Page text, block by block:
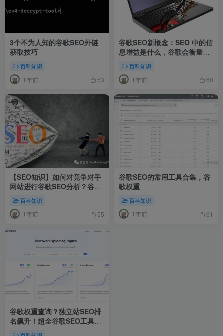
3个不为人知的谷歌SEO外链
获取技巧
百科知识
1年前 53
谷歌SEO新概念：SEO 中的信
息增益是什么，谷歌会衡量它
吗？百科知识
1年前 60
【SEO知识】如何对竞争对手
网站进行谷歌SEO分析？谷歌
百科知识
1年前 55
谷歌SEO的常用工具合集，谷
歌权重
百科知识
1年前 61
谷歌权重查询？独立站SEO排
名飙升！超全谷歌SEO工具合
集